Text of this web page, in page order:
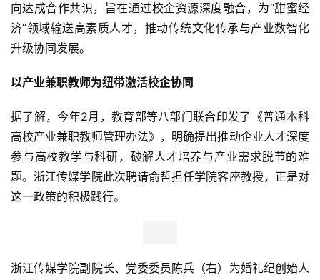
向达成合作共识，旨在通过校企资源深度融合，为“甜蜜经
济”领域输送高素质人才，推动传统文化传承与产业数智化
升级协同发展。
以产业兼职教师为纽带激活校企协同
据了解，今年2月，教育部等八部门联合印发了《普通本科
高校产业兼职教师管理办法》，明确提出推动企业人才深度
参与高校教学与科研，破解人才培养与产业需求脱节的难
题。浙江传媒学院此次聘请俞哲担任学院客座教授，正是对
这一政策的积极践行。
浙江传媒学院副院长、党委委员陈兵（右）为婚礼纪创始人